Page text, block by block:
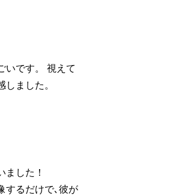
いです。 視えて
しました。
ました！
するだけで､彼が